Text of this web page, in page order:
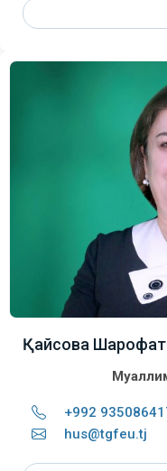
Қайсова
+992
hus@tgfeu.tj